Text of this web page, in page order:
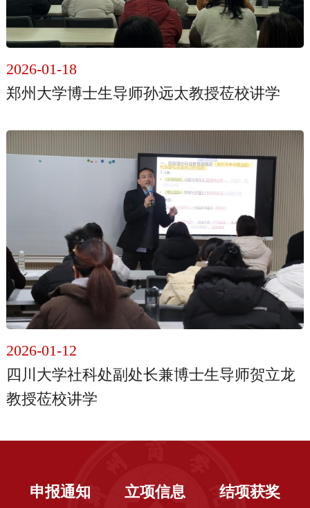
2026-01-18
郑州大学博士生导师孙远太教授莅校讲学
2026-01-12
四川大学社科处副处长兼博士生导师贺立龙
教授莅校讲学
申报通知 立项信息 结项获奖